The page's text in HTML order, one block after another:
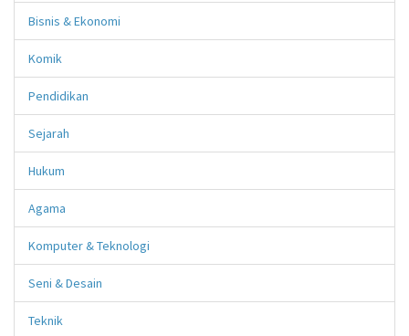
Bisnis & Ekonomi
Komik
Pendidikan
Sejarah
Hukum
Agama
Komputer & Teknologi
Seni & Desain
Teknik